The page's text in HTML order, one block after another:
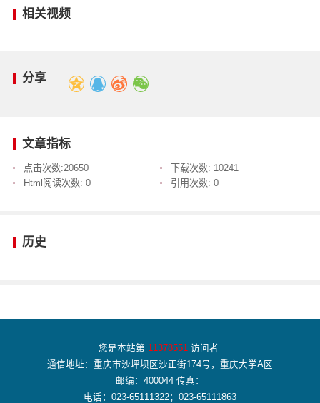
相关视频
分享
文章指标
点击次数:20650 下载次数: 10241
Html阅读次数: 0 引用次数: 0
历史
您是本站第 11378551 访问者
通信地址：重庆市沙坪坝区沙正街174号，重庆大学A区
邮编：400044 传真：
电话：023-65111322；023-65111863